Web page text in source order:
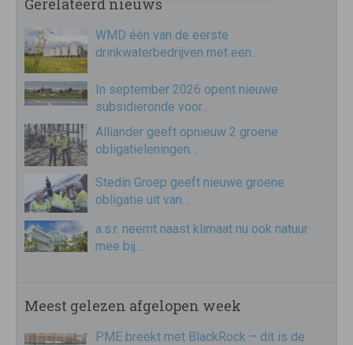
Gerelateerd nieuws
WMD één van de eerste
drinkwaterbedrijven met een…
In september 2026 opent nieuwe
subsidieronde voor…
Alliander geeft opnieuw 2 groene
obligatieleningen…
Stedin Groep geeft nieuwe groene
obligatie uit van…
a.s.r. neemt naast klimaat nu ook natuur
mee bij…
Meest gelezen afgelopen week
PME breekt met BlackRock – dit is de